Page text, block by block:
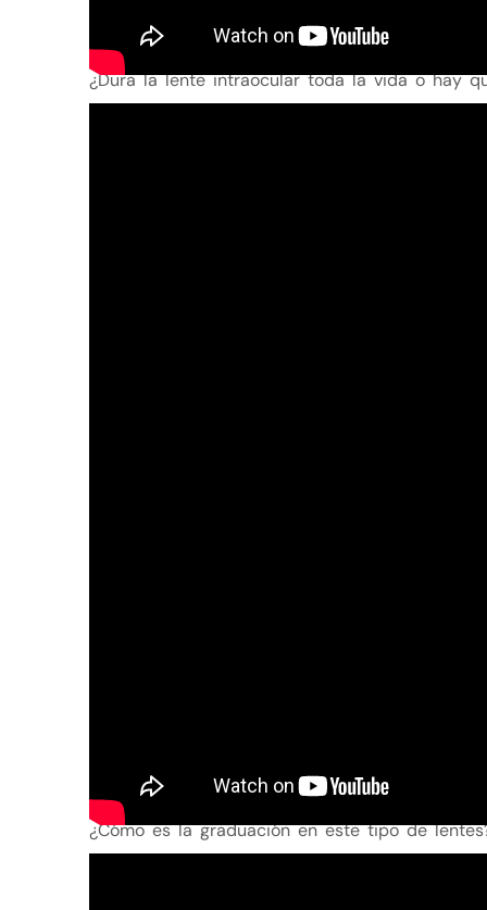
¿Dura la lente intraocular toda la vida o hay
¿Cómo es la graduación en este tipo de